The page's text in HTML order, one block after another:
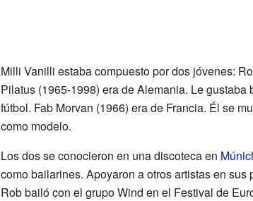
Milli Vanilli estaba compuesto por dos jóvenes:
Pilatus (1965-1998) era de Alemania. Le gustaba
fútbol. Fab Morvan (1966) era de Francia. Él se
como modelo.
Los dos se conocieron en una discoteca en
como bailarines. Apoyaron a otros artistas en sus
Rob bailó con el grupo Wind en el Festival de